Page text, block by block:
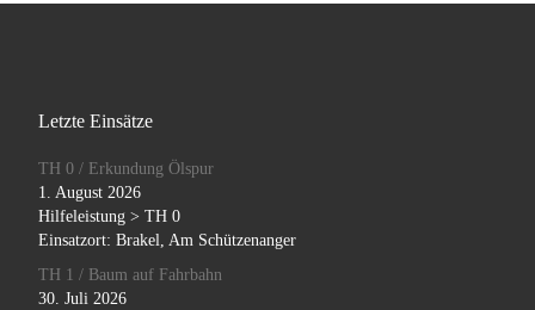
Letzte Einsätze
TH 0 / Erkundung Ölspur
1. August 2026
Hilfeleistung > TH 0
Einsatzort: Brakel, Am Schützenanger
TH 1 / Baum auf Fahrbahn
30. Juli 2026